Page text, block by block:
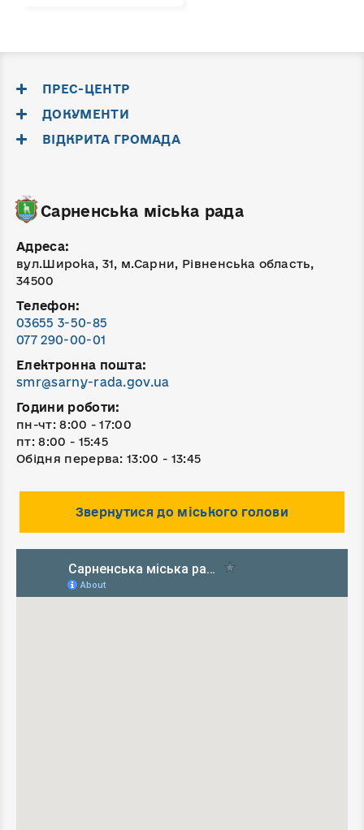
ПРЕС-ЦЕНТР
ДОКУМЕНТИ
ВІДКРИТА ГРОМАДА
Сарненська міська рада
Адреса:
вул.Широка, 31, м.Сарни, Рівненська область,
34500
Телефон:
03655 3-50-85
077 290-00-01
Електронна пошта:
smr@sarny-rada.gov.ua
Години роботи:
пн-чт: 8:00 - 17:00
пт: 8:00 - 15:45
Обідня перерва: 13:00 - 13:45
Звернутися до міського голови